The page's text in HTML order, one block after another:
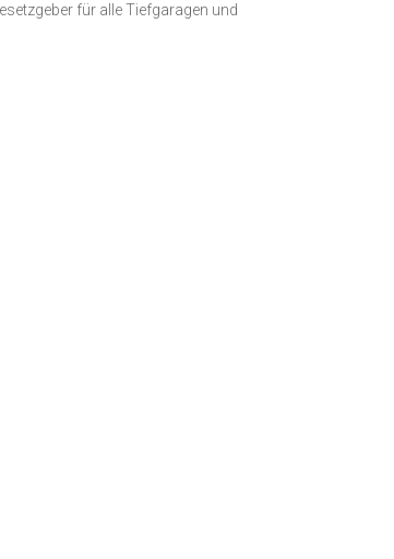
für alle Tiefgaragen und